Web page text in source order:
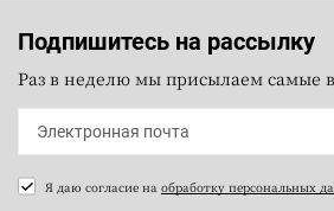
Подпишитесь на рассылку
Раз в неделю мы присылаем самые
Я даю согласие на обработку персональных